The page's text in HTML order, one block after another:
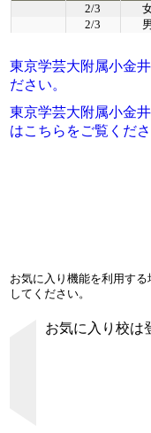
2/3
2/3
東京学芸大附属小金
ださい。
東京学芸大附属小金
はこちらをご覧くださ
お気に入り機能を利用す
してください。
お気に入り校は